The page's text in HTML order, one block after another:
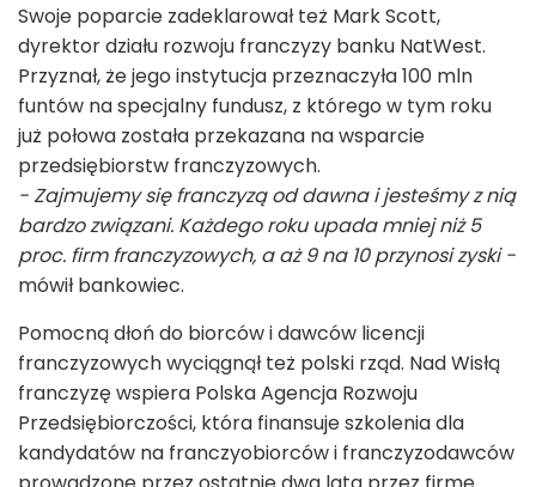
Swoje poparcie zadeklarował też Mark Scott,
dyrektor działu rozwoju franczyzy banku NatWest.
Przyznał, że jego instytucja przeznaczyła 100 mln
funtów na specjalny fundusz, z którego w tym roku
już połowa została przekazana na wsparcie
przedsiębiorstw franczyzowych.
- Zajmujemy się franczyzą od dawna i jesteśmy z nią
bardzo związani. Każdego roku upada mniej niż 5
proc. firm franczyzowych, a aż 9 na 10 przynosi zyski -
mówił bankowiec.
Pomocną dłoń do biorców i dawców licencji
franczyzowych wyciągnął też polski rząd. Nad Wisłą
franczyzę wspiera Polska Agencja Rozwoju
Przedsiębiorczości, która finansuje szkolenia dla
kandydatów na franczyobiorców i franczyzodawców